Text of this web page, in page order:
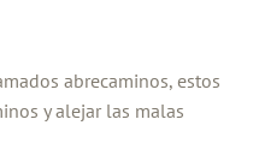
abrecaminos, estos
y alejar las malas